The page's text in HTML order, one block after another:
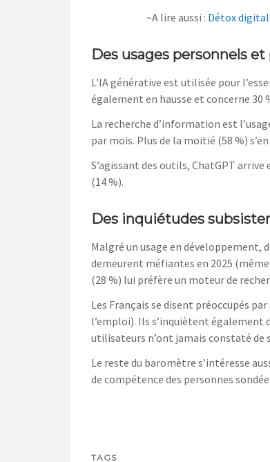
~A lire aussi : Détox
Des usages personnels
L’IA générative est utilisée pour
également en hausse et concerne 30
La recherche d’information est
par mois. Plus de la moitié (58 %)
S’agissant des outils, ChatGPT
(14 %).
Des inquiétudes
Malgré un usage en développement,
demeurent méfiantes en 2025
(28 %) lui préfère un moteur de
Les Français se disent préoccupés
l’emploi). Ils s’inquiètent également
utilisateurs n’ont jamais constaté de
Le reste du baromètre s’intéresse
de compétence des personnes
TAGS